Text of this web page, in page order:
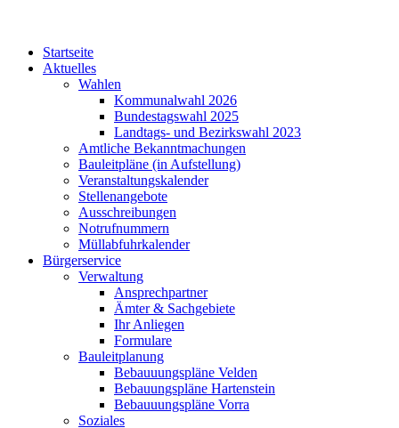
Startseite
Aktuelles
Wahlen
Kommunalwahl 2026
Bundestagswahl 2025
Landtags- und Bezirkswahl 2023
Amtliche Bekanntmachungen
Bauleitpläne (in Aufstellung)
Veranstaltungskalender
Stellenangebote
Ausschreibungen
Notrufnummern
Müllabfuhrkalender
Bürgerservice
Verwaltung
Ansprechpartner
Ämter & Sachgebiete
Ihr Anliegen
Formulare
Bauleitplanung
Bebauuungspläne Velden
Bebauungspläne Hartenstein
Bebauuungspläne Vorra
Soziales